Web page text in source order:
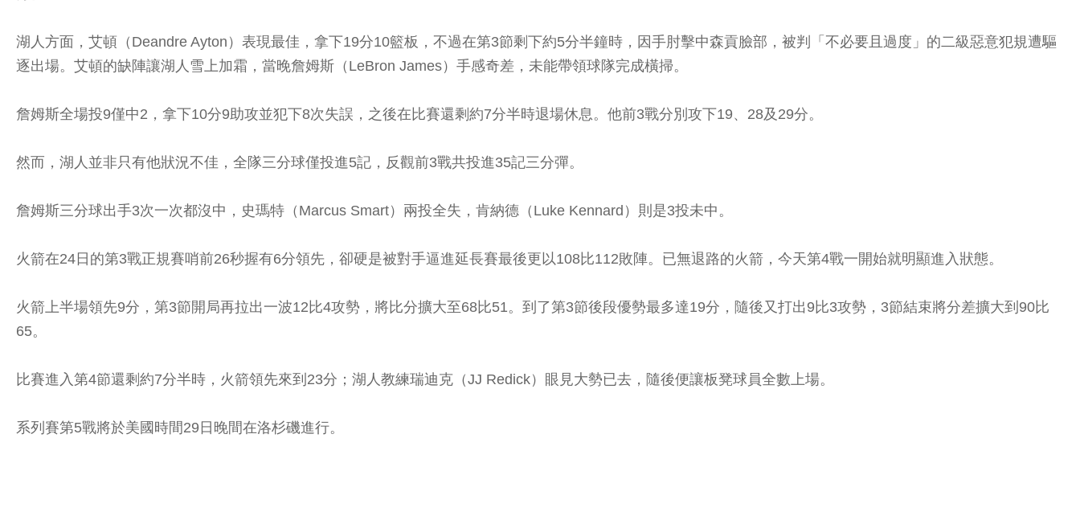
湖人方面，艾頓（Deandre Ayton）表現最佳，拿下19分10籃板，不過在第3節剩下約5分半鐘時，因手肘擊中森貢臉部，被判「不必要且過度」的二級惡意犯規遭驅
逐出場。艾頓的缺陣讓湖人雪上加霜，當晚詹姆斯（LeBron James）手感奇差，未能帶領球隊完成橫掃。
詹姆斯全場投9僅中2，拿下10分9助攻並犯下8次失誤，之後在比賽還剩約7分半時退場休息。他前3戰分別攻下19、28及29分。
然而，湖人並非只有他狀況不佳，全隊三分球僅投進5記，反觀前3戰共投進35記三分彈。
詹姆斯三分球出手3次一次都沒中，史瑪特（Marcus Smart）兩投全失，肯納德（Luke Kennard）則是3投未中。
火箭在24日的第3戰正規賽哨前26秒握有6分領先，卻硬是被對手逼進延長賽最後更以108比112敗陣。已無退路的火箭，今天第4戰一開始就明顯進入狀態。
火箭上半場領先9分，第3節開局再拉出一波12比4攻勢，將比分擴大至68比51。到了第3節後段優勢最多達19分，隨後又打出9比3攻勢，3節結束將分差擴大到90比
65。
比賽進入第4節還剩約7分半時，火箭領先來到23分；湖人教練瑞迪克（JJ Redick）眼見大勢已去，隨後便讓板凳球員全數上場。
系列賽第5戰將於美國時間29日晚間在洛杉磯進行。